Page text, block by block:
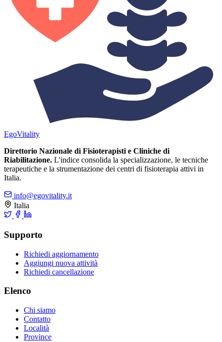
EgoVitality
Direttorio Nazionale di Fisioterapisti e Cliniche di
Riabilitazione. L'indice consolida la specializzazione, le tecniche
terapeutiche e la strumentazione dei centri di fisioterapia attivi in
Italia.
info@egovitality.it
Italia
Supporto
Richiedi aggiornamento
Aggiungi nuova attività
Richiedi cancellazione
Elenco
Chi siamo
Contatto
Località
Province